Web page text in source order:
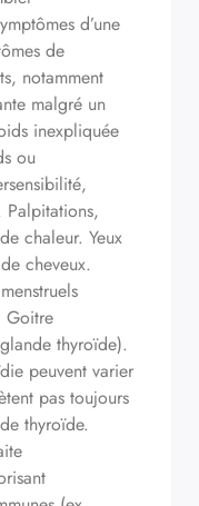
d’une
de
notamment
malgré un
inexpliquée
ou
Palpitations,
chaleur. Yeux
cheveux.
Goitre
thyroïde).
peuvent varier
pas toujours
thyroïde.